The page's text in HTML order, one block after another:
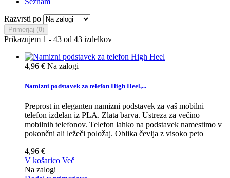
Razvrsti po
Primerjaj (0)
Prikazujem 1 - 43 od 43 izdelkov
4,96 € Na zalogi
Namizni podstavek za telefon High Heel,...
Preprost in eleganten namizni podstavek za vaš mobilni
telefon izdelan iz PLA. Zlata barva. Ustreza za večino
mobilnih telefonov. Telefon lahko na podstavek namestimo v
pokončni ali ležeči položaj. Oblika čevlja z visoko peto
4,96 €
V košarico Več
Na zalogi